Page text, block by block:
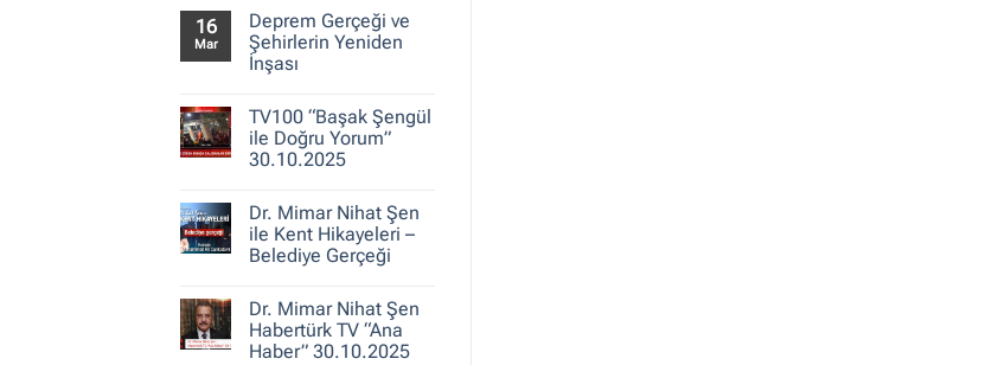
16
Mar
Deprem Gerçeği ve
Şehirlerin Yeniden
İnşası
Deprem
Gerçeği
ve
Şehirlerin
TV100 “Başak Şengül
ile Doğru Yorum”
30.10.2025
TV100
“Başak
Şengül
ile
30.10.2025
Dr. Mimar Nihat Şen
ile Kent Hikayeleri –
Belediye Gerçeği
Dr.
Mimar
Nihat
Şen
Dr. Mimar Nihat Şen
Habertürk TV “Ana
Haber” 30.10.2025